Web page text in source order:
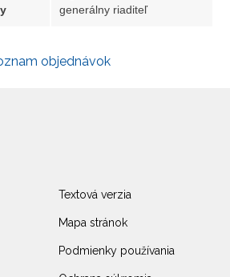
generálny riaditeľ
objednávok
Textová verzia
Mapa stránok
Podmienky používania